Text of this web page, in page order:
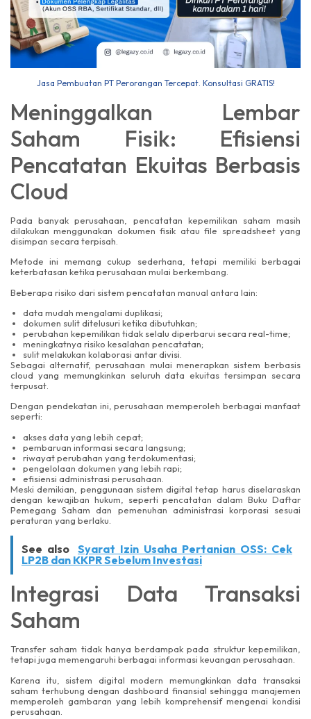
Jasa Pembuatan PT Perorangan Tercepat. Konsultasi GRATIS!
Meninggalkan Lembar
Saham Fisik: Efisiensi
Pencatatan Ekuitas Berbasis
Cloud
Pada banyak perusahaan, pencatatan kepemilikan saham masih
dilakukan menggunakan dokumen fisik atau file spreadsheet yang
disimpan secara terpisah.
Metode ini memang cukup sederhana, tetapi memiliki berbagai
keterbatasan ketika perusahaan mulai berkembang.
Beberapa risiko dari sistem pencatatan manual antara lain:
data mudah mengalami duplikasi;
dokumen sulit ditelusuri ketika dibutuhkan;
perubahan kepemilikan tidak selalu diperbarui secara real-time;
meningkatnya risiko kesalahan pencatatan;
sulit melakukan kolaborasi antar divisi.
Sebagai alternatif, perusahaan mulai menerapkan sistem berbasis
cloud yang memungkinkan seluruh data ekuitas tersimpan secara
terpusat.
Dengan pendekatan ini, perusahaan memperoleh berbagai manfaat
seperti:
akses data yang lebih cepat;
pembaruan informasi secara langsung;
riwayat perubahan yang terdokumentasi;
pengelolaan dokumen yang lebih rapi;
efisiensi administrasi perusahaan.
Meski demikian, penggunaan sistem digital tetap harus diselaraskan
dengan kewajiban hukum, seperti pencatatan dalam Buku Daftar
Pemegang Saham dan pemenuhan administrasi korporasi sesuai
peraturan yang berlaku.
See also Syarat Izin Usaha Pertanian OSS: Cek
LP2B dan KKPR Sebelum Investasi
Integrasi Data Transaksi
Saham
Transfer saham tidak hanya berdampak pada struktur kepemilikan,
tetapi juga memengaruhi berbagai informasi keuangan perusahaan.
Karena itu, sistem digital modern memungkinkan data transaksi
saham terhubung dengan dashboard finansial sehingga manajemen
memperoleh gambaran yang lebih komprehensif mengenai kondisi
perusahaan.